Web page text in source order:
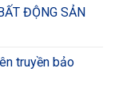
ĐỘNG SẢN
truyền bảo